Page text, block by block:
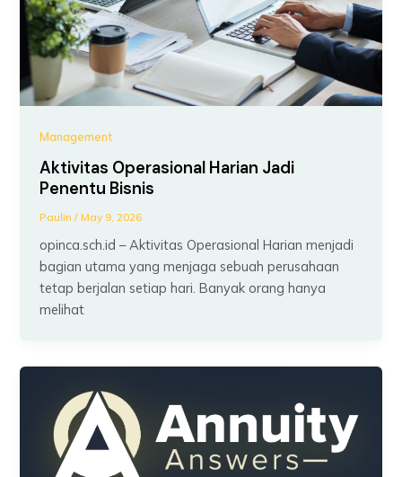
Management
Aktivitas Operasional Harian Jadi
Penentu Bisnis
Paulin/May 9, 2026
opinca.sch.id – Aktivitas Operasional Harian menjadi
bagian utama yang menjaga sebuah perusahaan
tetap berjalan setiap hari. Banyak orang hanya
melihat